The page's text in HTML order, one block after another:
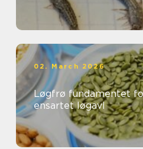
02. March 2026
Løgfrø fundamentet for en sund og
ensartet løgavl